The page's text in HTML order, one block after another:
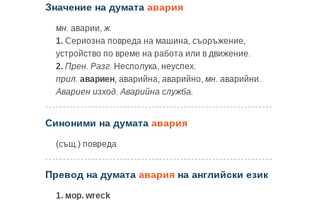
Значение на думата авария
мн. аварии,ж.
1. Сериозна повреда на машина, съоръжение,
устройство по време на работа или в движение.
2. Прен. Разг. Несполука, неуспех.
прил. авариен, аварийна, аварийно, мн. аварийни.
Авариен изход. Аварийна служба.
Синоними на думата авария
(същ.) повреда
Превод на думата авария на английски език
1. мор. wreck